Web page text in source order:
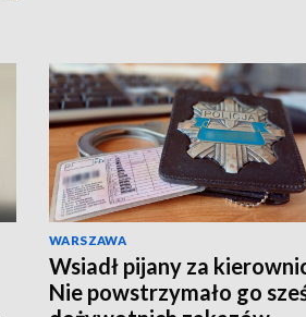
WARSZAWA
Wsiadł pijany za
Nie powstrzymało go